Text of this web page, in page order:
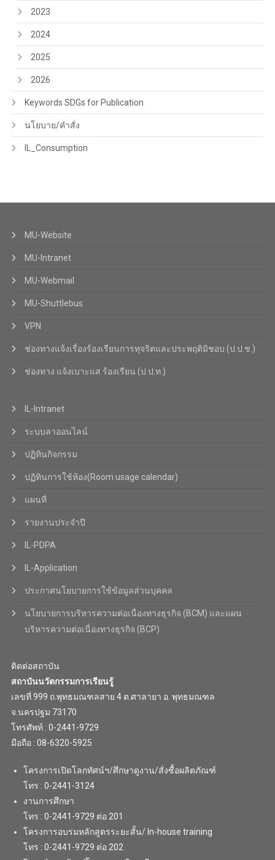
2023
2024
2025
2026
Keywords SDGs for Publication
นโยบาย/คำสั่ง
IL_Consumption
MU-Website
MU-Intranet
MU-Webmail
MU-Shuttlebus
VPN
ช่องทางแจ้งเรื่องร้องเรียนการทุจริตและประพฤติมิชอบ (ป.ป.ช.)
ช่องทาง แจ้งเบาะแส ร้องเรียน (ป.ป.ท.)
IL-Intranet
ระบบลาออนไลน์
ปฏิทินกิจกรรม
ปฏิทินการใช้ห้อง(Room usage calendar)
แผนที่
รายงานประจำปี
IL-PDPA
IL-Application
ประกาศนโยบายการใช้ข้อมูลส่วนบุคคล
นโยบายการบริหารความต่อเนื่องทางธุรกิจ (BCM) และแผน
บริหารความต่อเนื่องทางธุรกิจ (BCP)
ติดต่อสถาบัน
สถาบันนวัตกรรมการเรียนรู้
เลขที่ 999 ถ.พุทธมณฑลสาย 4 ต.ศาลายา อ. พุทธมณฑล
จ.นครปฐม 73170
โทรศัพท์ : 0-2441-9729
มือถือ : 08-6320-5925
โครงการเปิดโลกทัศน์ฯ/ศึกษาดูงาน/สั่งซื้อผลิตภัณฑ์
โทร : 0-2441-3124
งานการศึกษา
โทร : 0-2441-9729 ต่อ 201
โครงการอบรมหลักสูตรระยะสั้น/ In-house training
โทร : 0-2441-9729 ต่อ 202